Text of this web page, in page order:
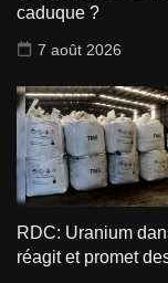
caduque ?
7 août 2026
RDC: Uranium
réagit et promet